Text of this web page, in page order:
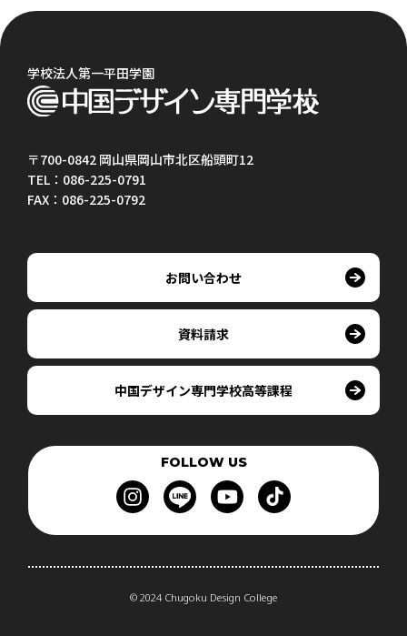
学校法人第一平田学園
〒700-0842 岡山県岡山市北区船頭町12
TEL：086-225-0791
FAX：086-225-0792
お問い合わせ
資料請求
中国デザイン専門学校高等課程
FOLLOW US
© 2024 Chugoku Design College